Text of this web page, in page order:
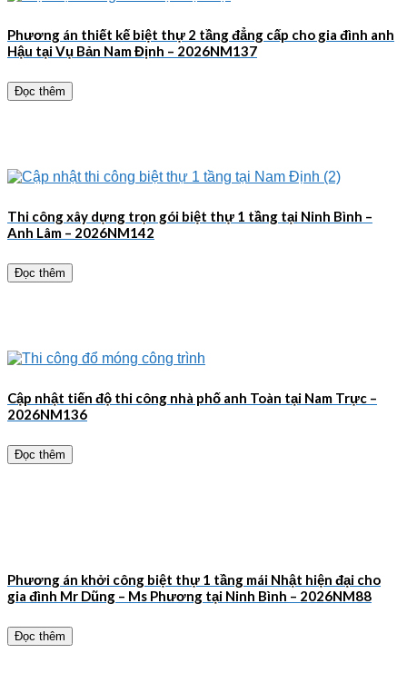
Phương án thiết kế biệt thự 2 tầng đẳng cấp cho gia đình anh
Hậu tại Vụ Bản Nam Định – 2026NM137
Đọc thêm
Thi công xây dựng trọn gói biệt thự 1 tầng tại Ninh Bình –
Anh Lâm – 2026NM142
Đọc thêm
Cập nhật tiến độ thi công nhà phố anh Toàn tại Nam Trực –
2026NM136
Đọc thêm
Phương án khởi công biệt thự 1 tầng mái Nhật hiện đại cho
gia đình Mr Dũng – Ms Phương tại Ninh Bình – 2026NM88
Đọc thêm